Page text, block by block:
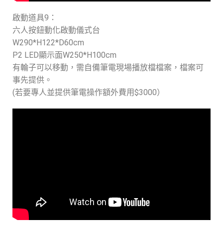
啟動道具9：
六人按鈕動化啟動儀式台
W290*H122*D60cm
P2 LED顯示面W250*H100cm
有輪子可以移動，需自備筆電現場播放檔檔案，檔案可
事先提供。
(若要專人並提供筆電操作額外費用$3000）